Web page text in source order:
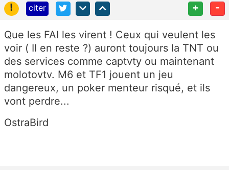
!
citer + -
Que les FAI les virent ! Ceux qui veulent les
voir ( Il en reste ?) auront toujours la TNT ou
des services comme captvty ou maintenant
molotovtv. M6 et TF1 jouent un jeu
dangereux, un poker menteur risqué, et ils
vont perdre...
OstraBird